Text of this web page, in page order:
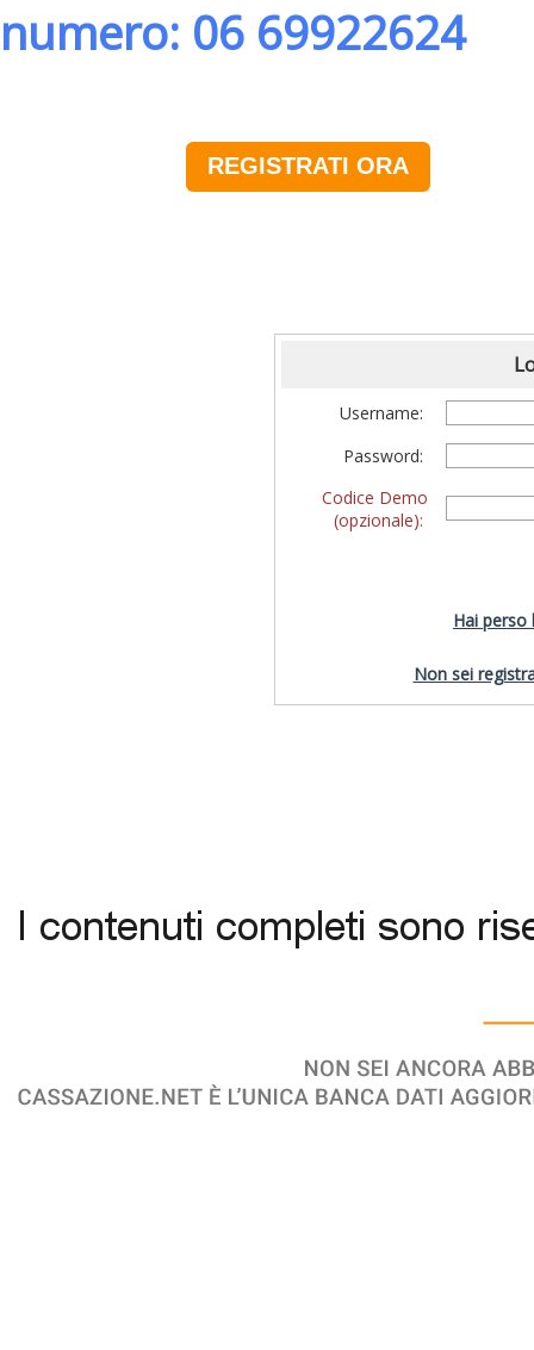
numero: 06 69922624
REGISTRATI ORA
Username:
Password:
Codice Demo
(opzionale):
Hai perso
Non sei